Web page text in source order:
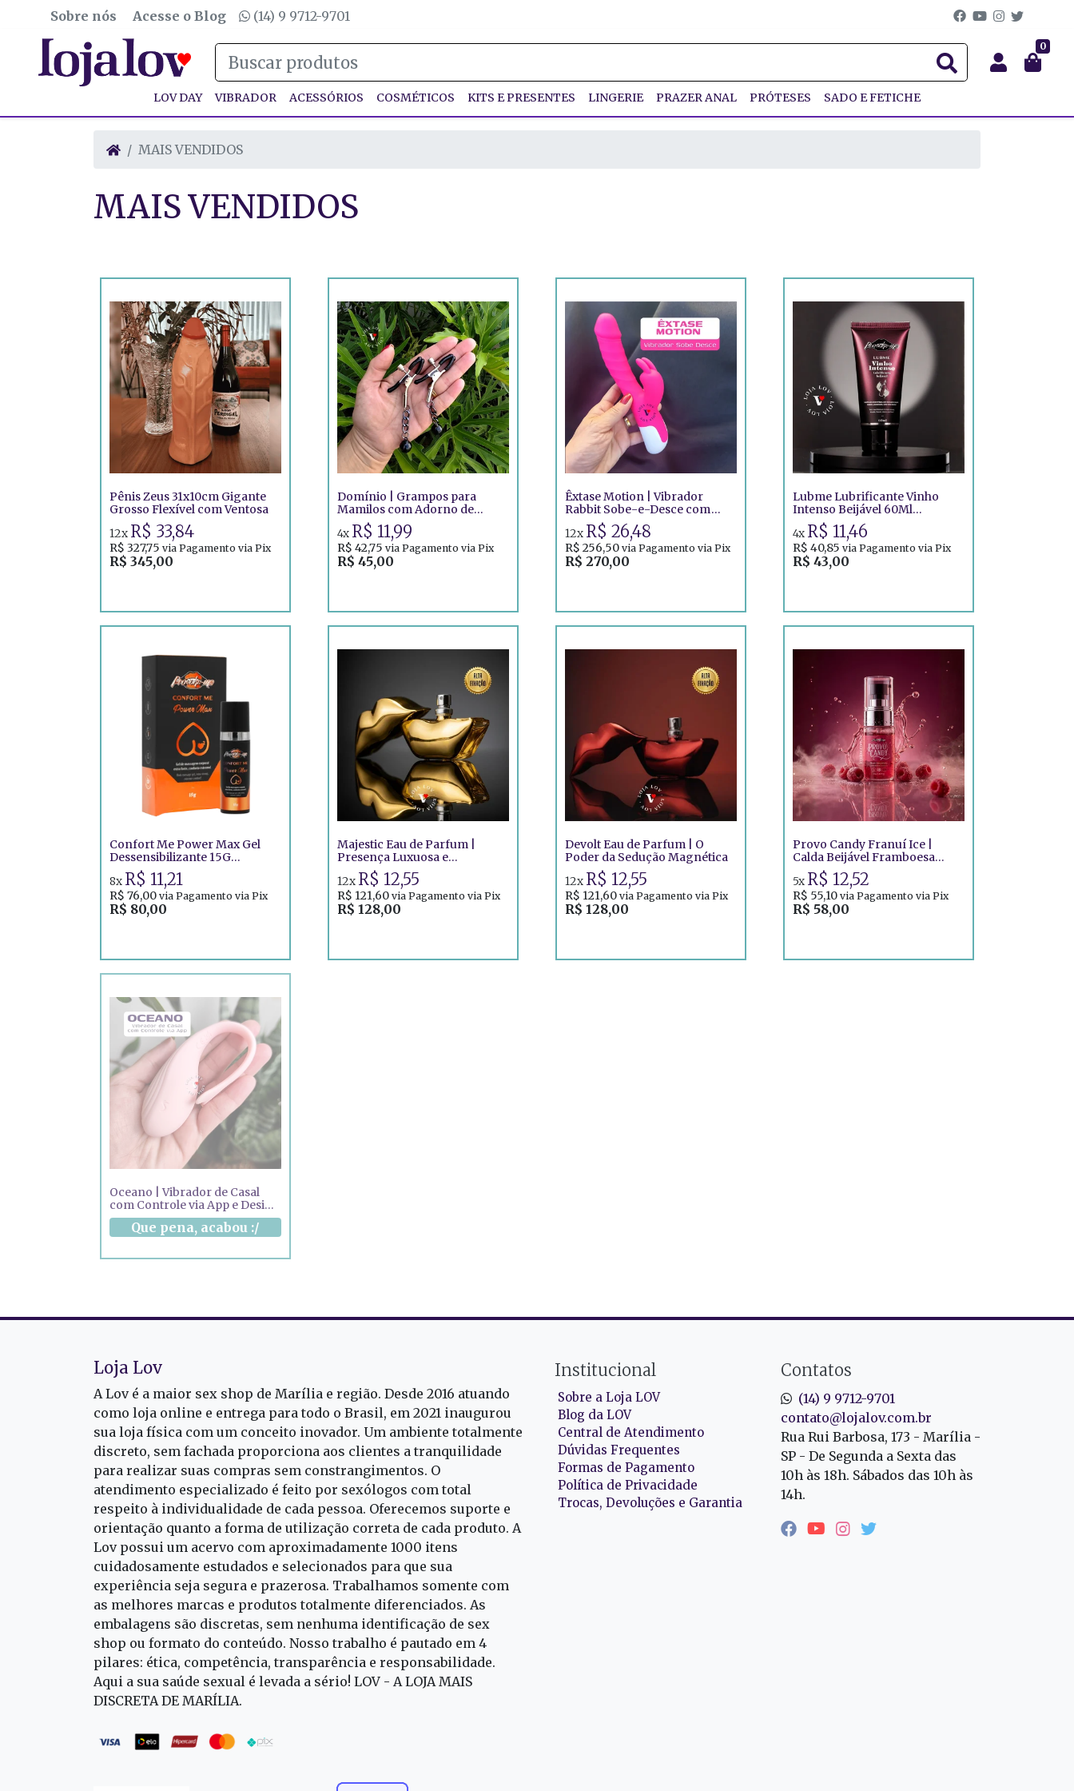
Sobre nós Acesse o Blog (14) 9 9712-9701
0
LOV DAY VIBRADOR ACESSÓRIOS COSMÉTICOS KITS E PRESENTES LINGERIE PRAZER ANAL PRÓTESES SADO E FETICHE
MAIS VENDIDOS
MAIS VENDIDOS
Pênis Zeus 31x10cm Gigante
Grosso Flexível com Ventosa
R$ 345,00
12x R$ 33,84
R$ 327,75 via Pagamento via Pix
Domínio | Grampos para
Mamilos com Adorno de
Impacto
R$ 45,00
4x R$ 11,99
R$ 42,75 via Pagamento via Pix
Êxtase Motion | Vibrador
Rabbit Sobe-e-Desce com
Motor Duplo
R$ 270,00
12x R$ 26,48
R$ 256,50 via Pagamento via Pix
Lubme Lubrificante Vinho
Intenso Beijável 60Ml
Provoke-Me
R$ 43,00
4x R$ 11,46
R$ 40,85 via Pagamento via Pix
Confort Me Power Max Gel
Dessensibilizante 15G
Provoke-Me
R$ 80,00
8x R$ 11,21
R$ 76,00 via Pagamento via Pix
Majestic Eau de Parfum |
Presença Luxuosa e
Inesquecível
R$ 128,00
12x R$ 12,55
R$ 121,60 via Pagamento via Pix
Devolt Eau de Parfum | O
Poder da Sedução Magnética
R$ 128,00
12x R$ 12,55
R$ 121,60 via Pagamento via Pix
Provo Candy Franuí Ice |
Calda Beijável Framboesa
Refrescante
R$ 58,00
5x R$ 12,52
R$ 55,10 via Pagamento via Pix
Oceano | Vibrador de Casal
com Controle via App e Design
Ergonômico
Contatos
(14) 9 9712-9701
contato@lojalov.com.br
Rua Rui Barbosa, 173 - Marília -
SP - De Segunda a Sexta das
10h às 18h. Sábados das 10h às
14h.
Institucional
Sobre a Loja LOV
Blog da LOV
Central de Atendimento
Dúvidas Frequentes
Formas de Pagamento
Política de Privacidade
Trocas, Devoluções e Garantia
Loja Lov
A Lov é a maior sex shop de Marília e região. Desde 2016 atuando
como loja online e entrega para todo o Brasil, em 2021 inaugurou
sua loja física com um conceito inovador. Um ambiente totalmente
discreto, sem fachada proporciona aos clientes a tranquilidade
para realizar suas compras sem constrangimentos. O
atendimento especializado é feito por sexólogos com total
respeito à individualidade de cada pessoa. Oferecemos suporte e
orientação quanto a forma de utilização correta de cada produto. A
Lov possui um acervo com aproximadamente 1000 itens
cuidadosamente estudados e selecionados para que sua
experiência seja segura e prazerosa. Trabalhamos somente com
as melhores marcas e produtos totalmente diferenciados. As
embalagens são discretas, sem nenhuma identificação de sex
shop ou formato do conteúdo. Nosso trabalho é pautado em 4
pilares: ética, competência, transparência e responsabilidade.
Aqui a sua saúde sexual é levada a sério! LOV - A LOJA MAIS
DISCRETA DE MARÍLIA.